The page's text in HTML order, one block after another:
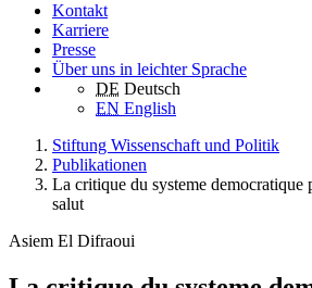
Kontakt
Karriere
Presse
Über uns in leichter Sprache
DE Deutsch
EN English
Stiftung Wissenschaft und Politik
Publikationen
La critique du systeme democratique
salut
Asiem El Difraoui